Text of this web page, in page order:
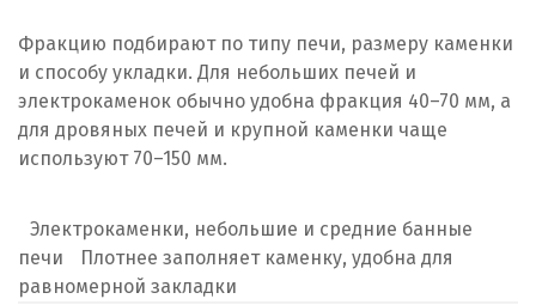
Фракцию подбирают по типу печи, размеру каменки
и способу укладки. Для небольших печей и
электрокаменок обычно удобна фракция 40–70 мм, а
для дровяных печей и крупной каменки чаще
используют 70–150 мм.
Электрокаменки, небольшие и средние банные
печи
Плотнее заполняет каменку, удобна для
равномерной закладки